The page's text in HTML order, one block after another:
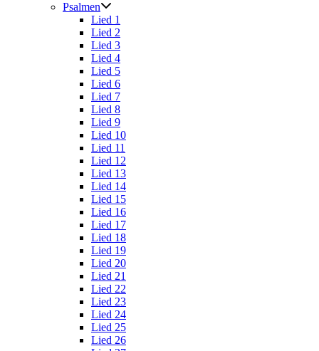
Psalmen
Lied 1
Lied 2
Lied 3
Lied 4
Lied 5
Lied 6
Lied 7
Lied 8
Lied 9
Lied 10
Lied 11
Lied 12
Lied 13
Lied 14
Lied 15
Lied 16
Lied 17
Lied 18
Lied 19
Lied 20
Lied 21
Lied 22
Lied 23
Lied 24
Lied 25
Lied 26